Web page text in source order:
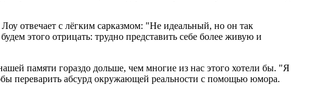
отвечает с лёгким сарказмом: "Не идеальный, но он так
этого отрицать: трудно представить себе более живую и
памяти гораздо дольше, чем многие из нас этого хотели бы. "Я
переварить абсурд окружающей реальности с помощью юмора.